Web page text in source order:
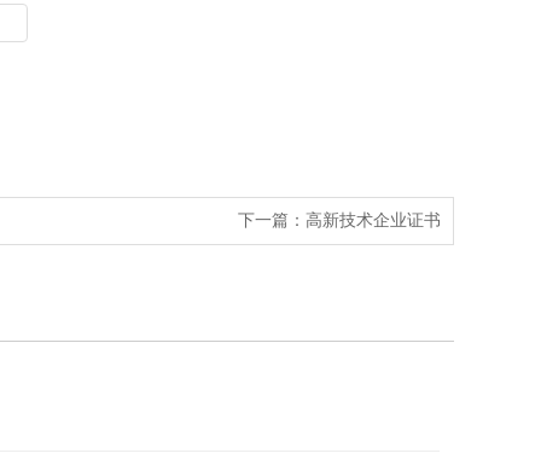
下一篇： 高新技术企业证书